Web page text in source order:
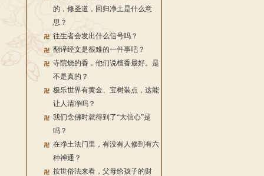
的，修圣道，回归净土是什么意
思？
往生者会发出什么信号吗？
翻译经文是很难的一件事吧？
寺院烧的香，他们说檀香最好。是
不是真的？
极乐世界有黄金、宝树装点，这能
让人清净吗？
我们念佛时就得到了“大信心”是
吗？
在净土法门里，有没有人修到有六
种神通？
按世俗法来看，父母给孩子的财